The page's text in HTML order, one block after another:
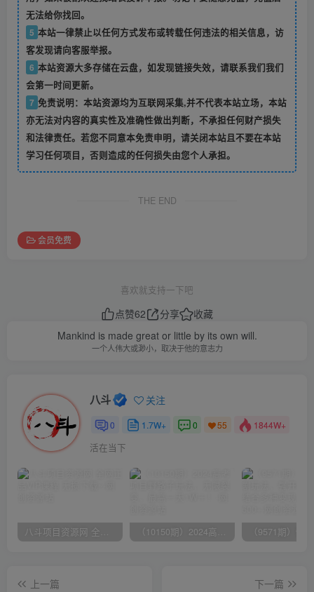
无法给你找回。
5 本站一律禁止以任何方式发布或转载任何违法的相关信息，访
客发现请向客服举报。
6 本站资源大多存储在云盘，如发现链接失效，请联系我们我们
会第一时间更新。
7 免责说明：本站资源均为互联网采集,并不代表本站立场，本站
亦无法对内容的真实性及准确性做出判断，不承担任何财产损失
和法律责任。若您不同意本免责申明，请关闭本站且不要在本站
学习任何项目，否则造成的任何损失由您个人承担。
THE END
会员免费
喜欢就支持一下吧
点赞62 分享
收藏
Mankind is made great or little by its own will.
一个人伟大或渺小，取决于他的意志力
八斗 关注
0 1.7W+ 0 55 1844W+
活在当下
八斗项目资源网 全网正品VIP课程 无损下载~ （10150期）2024高考项目野路子玩法，无限裂变，最高一天1W＋！
上一篇
下一篇